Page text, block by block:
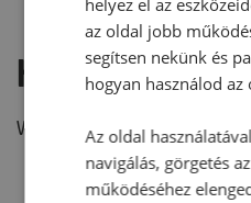
Hozzászólás
Vélemény írásához, kérjük,
helyez el az
az oldal jobb
segítsen nekünk és
hogyan használod
Az oldal
navigálás, görgetés
működéséhez